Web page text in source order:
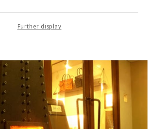
Further display